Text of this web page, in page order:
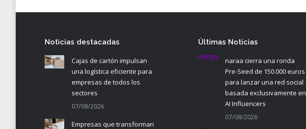
Noticias destacadas
Cajas de cartón impulsan
una logística eficiente para
empresas de todos los
sectores
07/08/2026
Empresas que transforman
Últimas Noticias
naraa cierra una ronda
Pre-Seed de 150.000 euros
para lanzar una red social
basada exclusivamente en
AI Influencers
07/08/2026